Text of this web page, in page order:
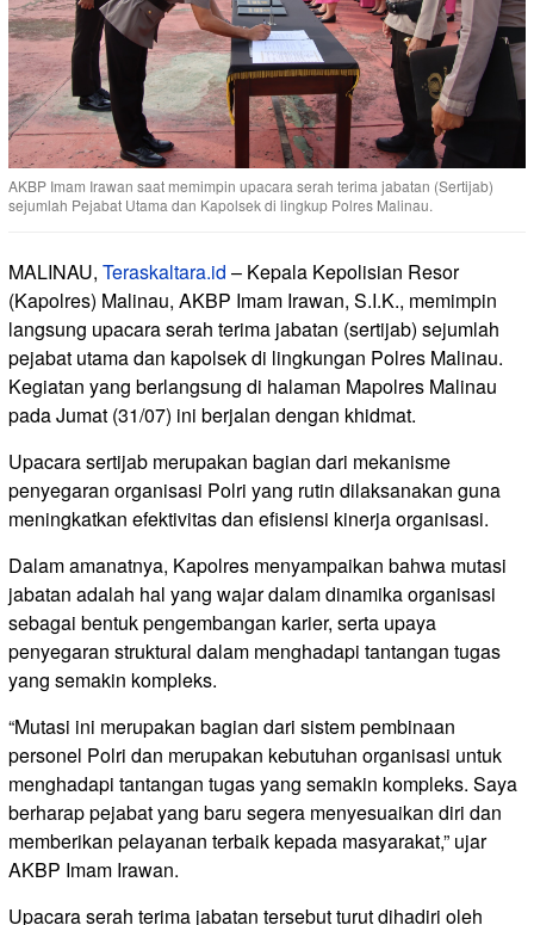
AKBP Imam Irawan saat memimpin upacara serah terima jabatan (Sertijab)
sejumlah Pejabat Utama dan Kapolsek di lingkup Polres Malinau.
MALINAU, Teraskaltara.id – Kepala Kepolisian Resor
(Kapolres) Malinau, AKBP Imam Irawan, S.I.K., memimpin
langsung upacara serah terima jabatan (sertijab) sejumlah
pejabat utama dan kapolsek di lingkungan Polres Malinau.
Kegiatan yang berlangsung di halaman Mapolres Malinau
pada Jumat (31/07) ini berjalan dengan khidmat.
Upacara sertijab merupakan bagian dari mekanisme
penyegaran organisasi Polri yang rutin dilaksanakan guna
meningkatkan efektivitas dan efisiensi kinerja organisasi.
Dalam amanatnya, Kapolres menyampaikan bahwa mutasi
jabatan adalah hal yang wajar dalam dinamika organisasi
sebagai bentuk pengembangan karier, serta upaya
penyegaran struktural dalam menghadapi tantangan tugas
yang semakin kompleks.
“Mutasi ini merupakan bagian dari sistem pembinaan
personel Polri dan merupakan kebutuhan organisasi untuk
menghadapi tantangan tugas yang semakin kompleks. Saya
berharap pejabat yang baru segera menyesuaikan diri dan
memberikan pelayanan terbaik kepada masyarakat,” ujar
AKBP Imam Irawan.
Upacara serah terima jabatan tersebut turut dihadiri oleh